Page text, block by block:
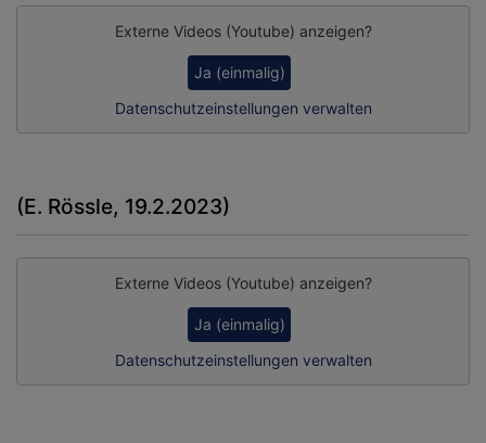
Externe Videos (Youtube) anzeigen?
Ja (einmalig)
Datenschutzeinstellungen verwalten
(E. Rössle, 19.2.2023)
Externe Videos (Youtube) anzeigen?
Ja (einmalig)
Datenschutzeinstellungen verwalten